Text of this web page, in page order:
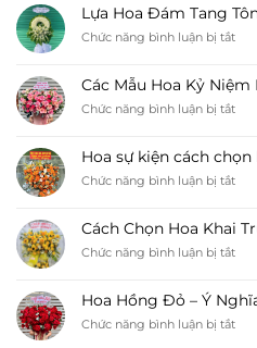
Hoa
My
My
Tại
Tiệm
My
Lựa Hoa Đám Tang
Chức năng bình luận bị tắtở
Tang
Sự
Các Mẫu Hoa Kỷ Niệm
Chức năng bình luận bị tắtở
Hoa
Kỷ
Ngày
Hoa sự kiện cách
Chức năng bình luận bị tắtở
cách
hoa
tươi
lâu
Cách Chọn Hoa Khai
Chức năng bình luận bị tắtở
Hoa
Khai
Hoa Hồng Đỏ – Ý
Chức năng bình luận bị tắtở